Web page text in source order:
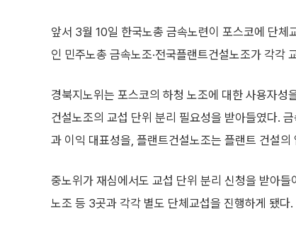
앞서 3월 10일 한국노총 금속노련이 포스코에 단체
인 민주노총 금속노조·전국플랜트건설노조가 각각
경북지노위는 포스코의 하청 노조에 대한 사용자성
건설노조의 교섭 단위 분리 필요성을 받아들였다.
과 이익 대표성을, 플랜트건설노조는 플랜트 건설
중노위가 재심에서도 교섭 단위 분리 신청을 받아
노조 등 3곳과 각각 별도 단체교섭을 진행하게 됐다.